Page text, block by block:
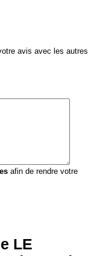
avis avec les autres
afin de rendre votre
LE